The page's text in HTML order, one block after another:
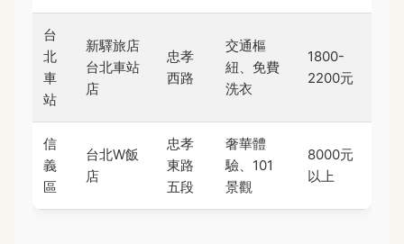
台
北
車
站
新驛旅店
台北車站
店
忠孝
西路
交通樞
紐、免費
洗衣
1800-
2200元
信
義
區
台北W飯
店
忠孝
東路
五段
奢華體
驗、101
景觀
8000元
以上